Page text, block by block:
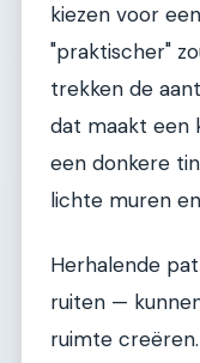
kiezen voor
"praktischer"
trekken de
dat maakt een
een donkere
lichte muren
Herhalende
ruiten —
ruimte